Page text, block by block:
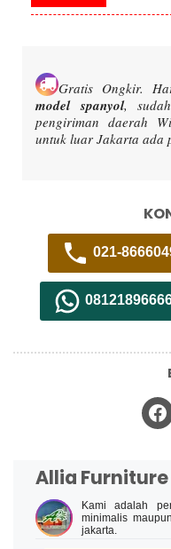
Gratis Ongkir.
model spanyol,
pengiriman daerah
untuk luar Jakarta ada
021-
Allia Furniture
Kami adalah
minimalis
jakarta.